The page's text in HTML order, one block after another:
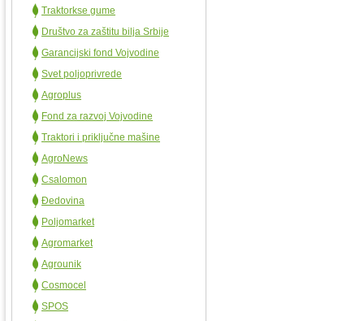
Traktorkse gume
Društvo za zaštitu bilja Srbije
Garancijski fond Vojvodine
Svet poljoprivrede
Agroplus
Fond za razvoj Vojvodine
Traktori i priključne mašine
AgroNews
Csalomon
Đedovina
Poljomarket
Agromarket
Agrounik
Cosmocel
SPOS